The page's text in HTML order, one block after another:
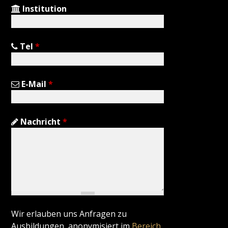
Institution
Tel*
E-Mail*
Nachricht*
Wir erlauben uns Anfragen zu